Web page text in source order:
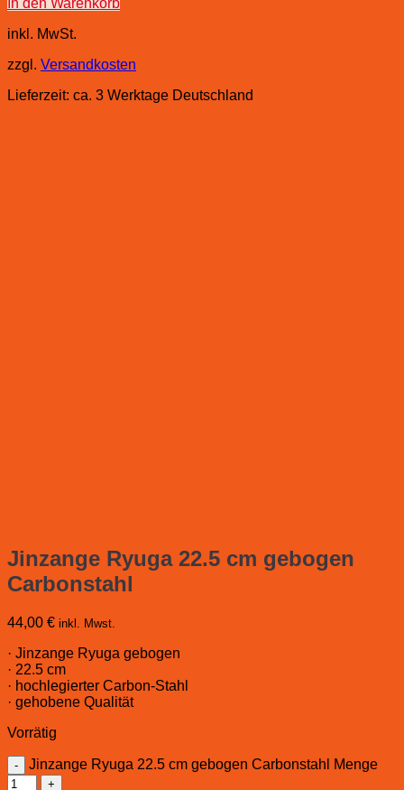
In den Warenkorb
inkl. MwSt.
zzgl. Versandkosten
Lieferzeit: ca. 3 Werktage Deutschland
Jinzange Ryuga 22.5 cm gebogen
Carbonstahl
44,00 € inkl. Mwst.
· Jinzange Ryuga gebogen
· 22.5 cm
· hochlegierter Carbon-Stahl
· gehobene Qualität
Vorrätig
Jinzange Ryuga 22.5 cm gebogen Carbonstahl Menge